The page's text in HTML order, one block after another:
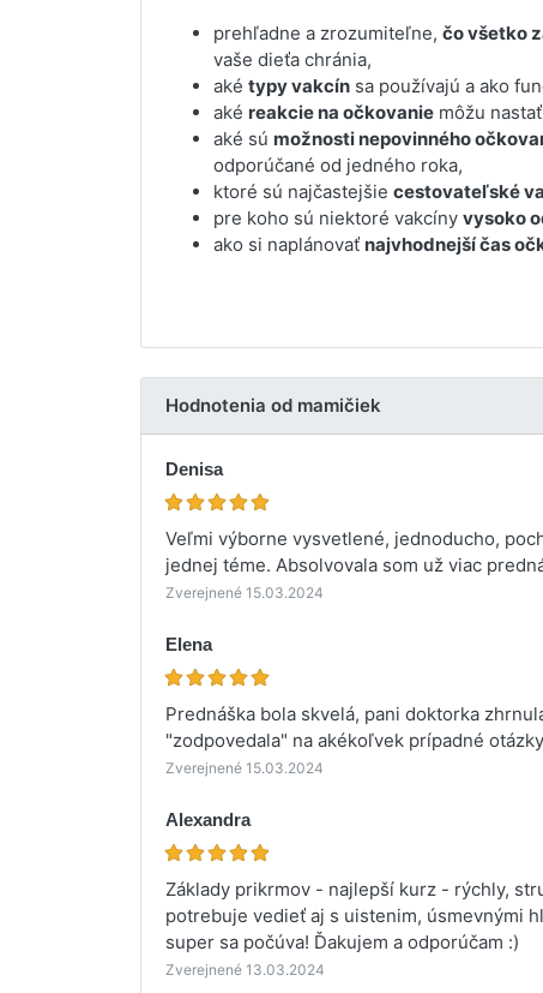
prehľadne a zrozumiteľne, čo všetko
vaše dieťa chránia,
aké typy vakcín sa používajú a ako
aké reakcie na očkovanie môžu
aké sú možnosti nepovinného
odporúčané od jedného roka,
ktoré sú najčastejšie cestovateľské
pre koho sú niektoré vakcíny vysoko
ako si naplánovať najvhodnejší čas
Hodnotenia od mamičiek
Denisa
Veľmi výborne vysvetlené, jednoducho,
jednej téme. Absolvovala som už viac
Zverejnené 15.03.2024
Elena
Prednáška bola skvelá, pani doktorka
"zodpovedala" na akékoľvek prípadné
Zverejnené 15.03.2024
Alexandra
Základy prikrmov - najlepší kurz - rýchly,
potrebuje vedieť aj s uistenim, úsmevnými
super sa počúva! Ďakujem a odporúčam :)
Zverejnené 13.03.2024